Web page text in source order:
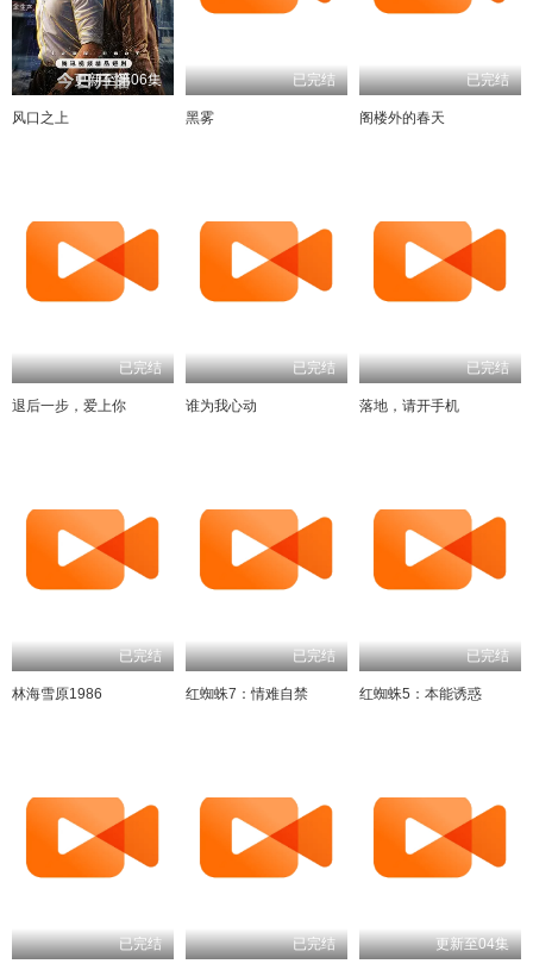
更新至第06集
风口之上
已完结
黑雾
已完结
阁楼外的春天
已完结
退后一步，爱上你
已完结
谁为我心动
已完结
落地，请开手机
已完结
林海雪原1986
已完结
红蜘蛛7：情难自禁
已完结
红蜘蛛5：本能诱惑
已完结 已完结 更新至04集